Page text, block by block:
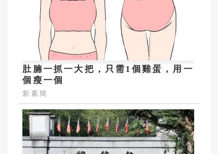
肚腩一抓一大把，只需1個雞蛋，用一
個瘦一個
新素簡